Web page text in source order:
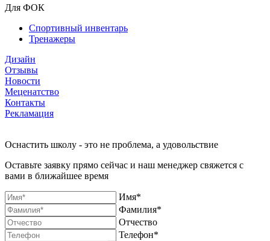
Для ФОК
Спортивный инвентарь
Тренажеры
Дизайн
Отзывы
Новости
Меценатство
Контакты
Рекламация
Оснастить школу - это не проблема, а удовольствие
Оставьте заявку прямо сейчас и наш менеджер свяжется с
вами в ближайшее время
Имя*
Фамилия*
Отчество
Телефон*